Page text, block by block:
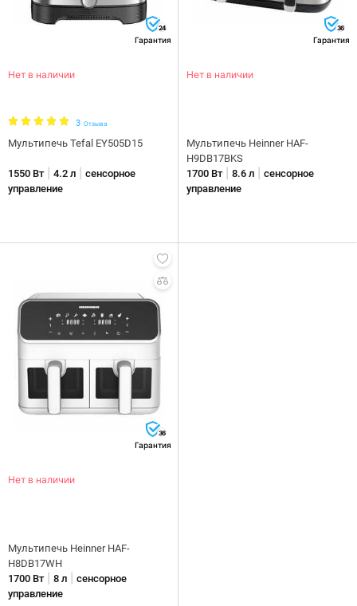
24
Гарантия
Нет в наличии
3 Отзыва
Мультипечь Tefal EY505D15
1550 Вт| 4.2 л
сенсорное
управление
36
Гарантия
Нет в наличии
Мультипечь Heinner HAF-
H9DB17BKS
1700 Вт| 8.6 л
сенсорное
управление
36
Гарантия
Нет в наличии
Мультипечь Heinner HAF-
H8DB17WH
1700 Вт| 8 л
сенсорное
управление